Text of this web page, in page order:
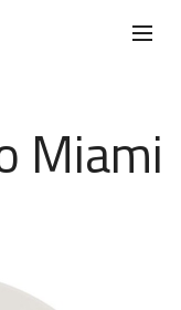
Miami